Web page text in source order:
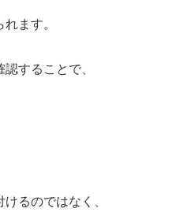
ます。
することで、
るのではなく、